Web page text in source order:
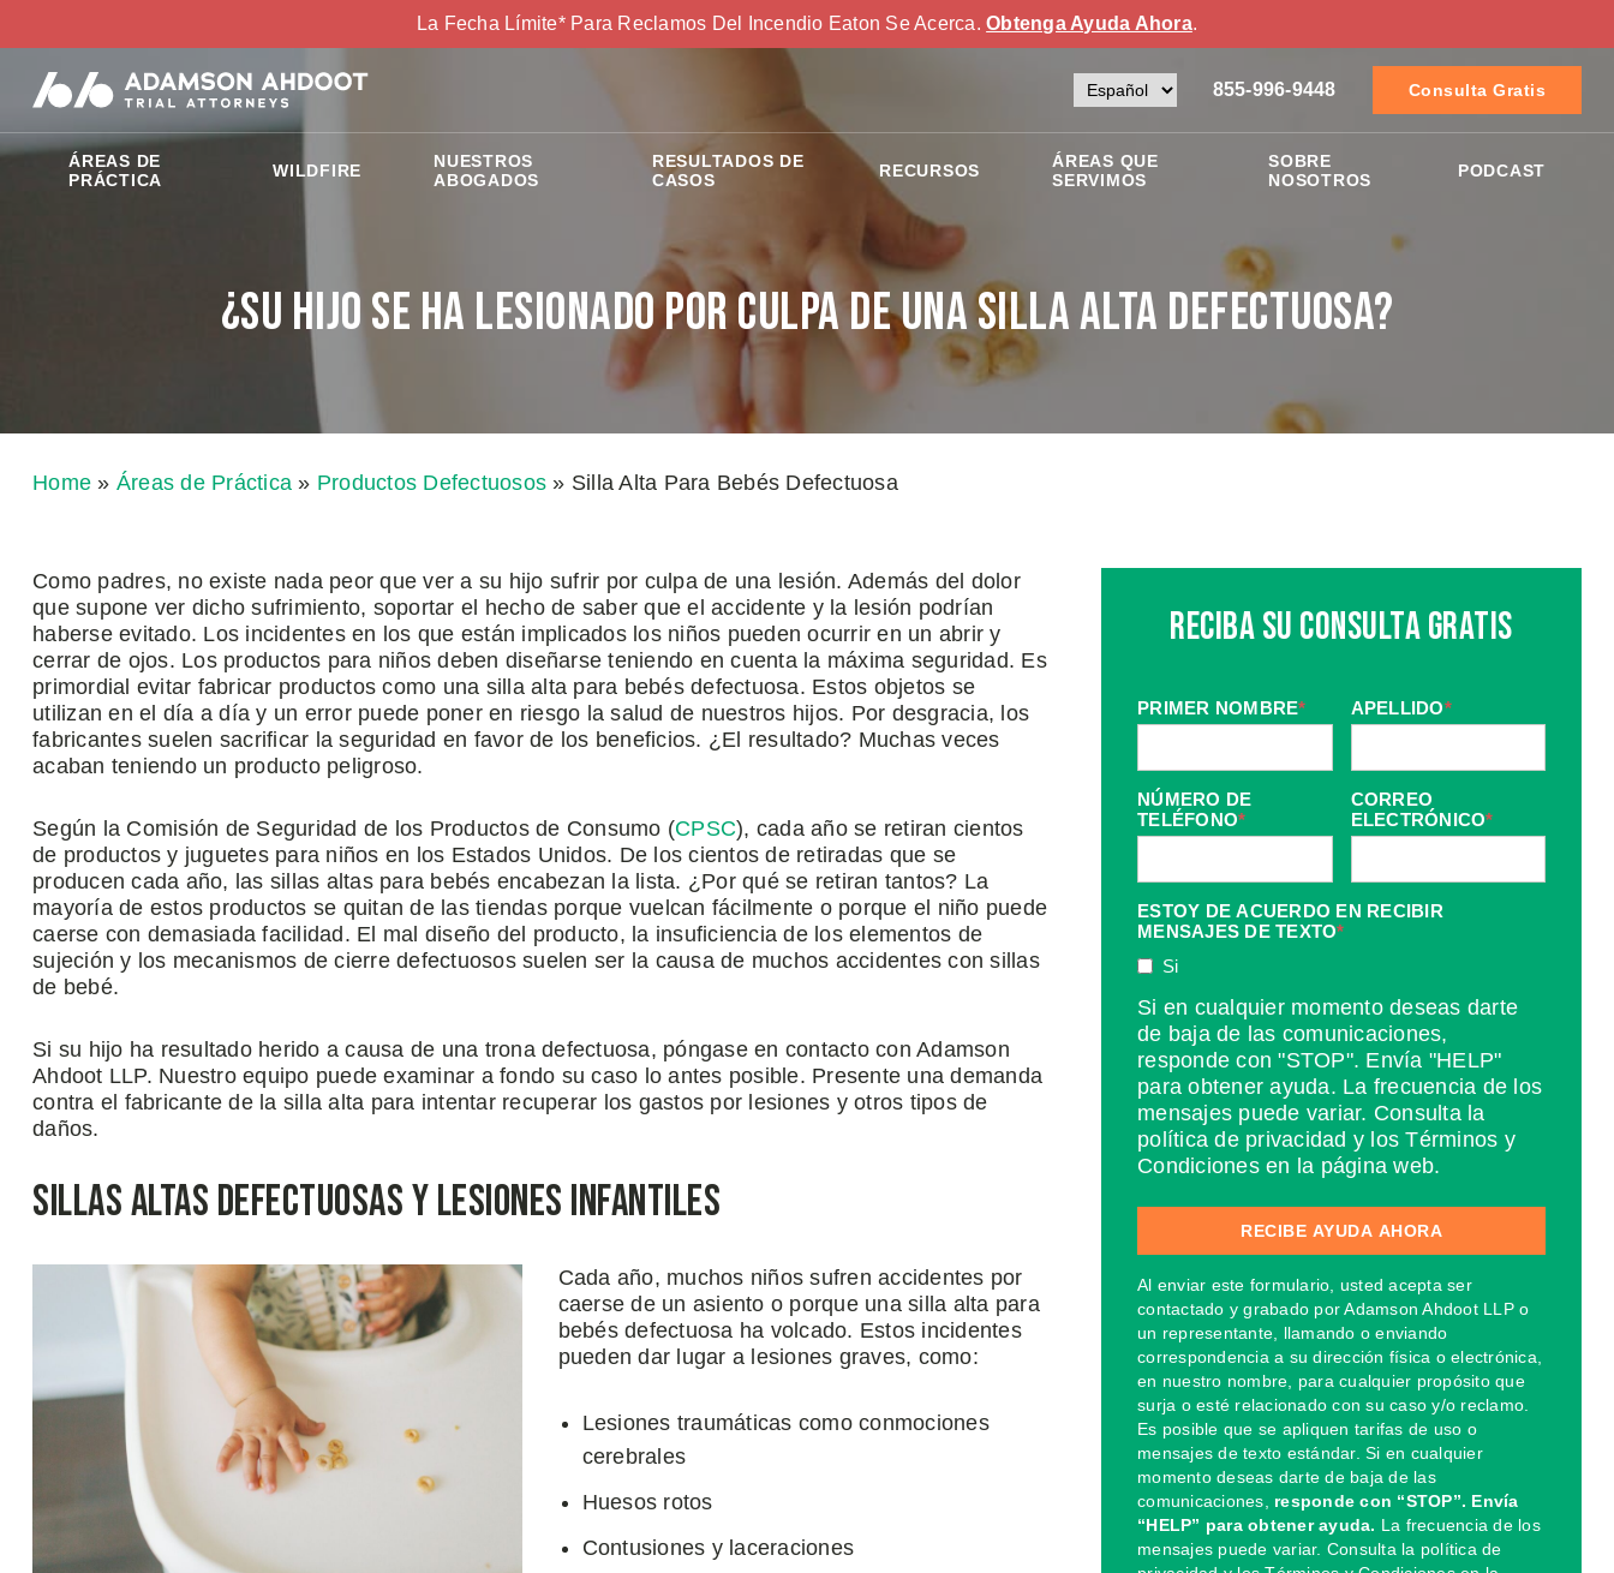
La Fecha Límite* Para Reclamos Del Incendio Eaton Se Acerca.Obtenga Ayuda Ahora.
855-996-9448 Consulta Gratis
ÁREAS DE
PRÁCTICA
WILDFIRE
NUESTROS
ABOGADOS
RESULTADOS DE
CASOS
RECURSOS
ÁREAS QUE
SERVIMOS
SOBRE
NOSOTROS
PODCAST
¿Su Hijo se ha Lesionado por Culpa de una Silla Alta Defectuosa?
Home » Áreas de Práctica » Productos Defectuosos » Silla Alta Para Bebés Defectuosa
Como padres, no existe nada peor que ver a su hijo sufrir por culpa de una lesión. Además del dolor
que supone ver dicho sufrimiento, soportar el hecho de saber que el accidente y la lesión podrían
haberse evitado. Los incidentes en los que están implicados los niños pueden ocurrir en un abrir y
cerrar de ojos. Los productos para niños deben diseñarse teniendo en cuenta la máxima seguridad. Es
primordial evitar fabricar productos como una silla alta para bebés defectuosa. Estos objetos se
utilizan en el día a día y un error puede poner en riesgo la salud de nuestros hijos. Por desgracia, los
fabricantes suelen sacrificar la seguridad en favor de los beneficios. ¿El resultado? Muchas veces
acaban teniendo un producto peligroso.
Según la Comisión de Seguridad de los Productos de Consumo (CPSC), cada año se retiran cientos
de productos y juguetes para niños en los Estados Unidos. De los cientos de retiradas que se
producen cada año, las sillas altas para bebés encabezan la lista. ¿Por qué se retiran tantos? La
mayoría de estos productos se quitan de las tiendas porque vuelcan fácilmente o porque el niño puede
caerse con demasiada facilidad. El mal diseño del producto, la insuficiencia de los elementos de
sujeción y los mecanismos de cierre defectuosos suelen ser la causa de muchos accidentes con sillas
de bebé.
Si su hijo ha resultado herido a causa de una trona defectuosa, póngase en contacto con Adamson
Ahdoot LLP. Nuestro equipo puede examinar a fondo su caso lo antes posible. Presente una demanda
contra el fabricante de la silla alta para intentar recuperar los gastos por lesiones y otros tipos de
daños.
Sillas Altas Defectuosas y Lesiones Infantiles
Cada año, muchos niños sufren accidentes por
caerse de un asiento o porque una silla alta para
bebés defectuosa ha volcado. Estos incidentes
pueden dar lugar a lesiones graves, como:
Lesiones traumáticas como conmociones
cerebrales
Huesos rotos
Contusiones y laceraciones
Reciba Su Consulta Gratis
PRIMER NOMBRE* APELLIDO*
NÚMERO DE
TELÉFONO*
CORREO
ELECTRÓNICO*
ESTOY DE ACUERDO EN RECIBIR
MENSAJES DE TEXTO*
Si
Si en cualquier momento deseas darte
de baja de las comunicaciones,
responde con "STOP". Envía "HELP"
para obtener ayuda. La frecuencia de los
mensajes puede variar. Consulta la
política de privacidad y los Términos y
Condiciones en la página web.
Al enviar este formulario, usted acepta ser
contactado y grabado por Adamson Ahdoot LLP o
un representante, llamando o enviando
correspondencia a su dirección física o electrónica,
en nuestro nombre, para cualquier propósito que
surja o esté relacionado con su caso y/o reclamo.
Es posible que se apliquen tarifas de uso o
mensajes de texto estándar. Si en cualquier
momento deseas darte de baja de las
comunicaciones, responde con “STOP”. Envía
“HELP” para obtener ayuda. La frecuencia de los
mensajes puede variar. Consulta la política de